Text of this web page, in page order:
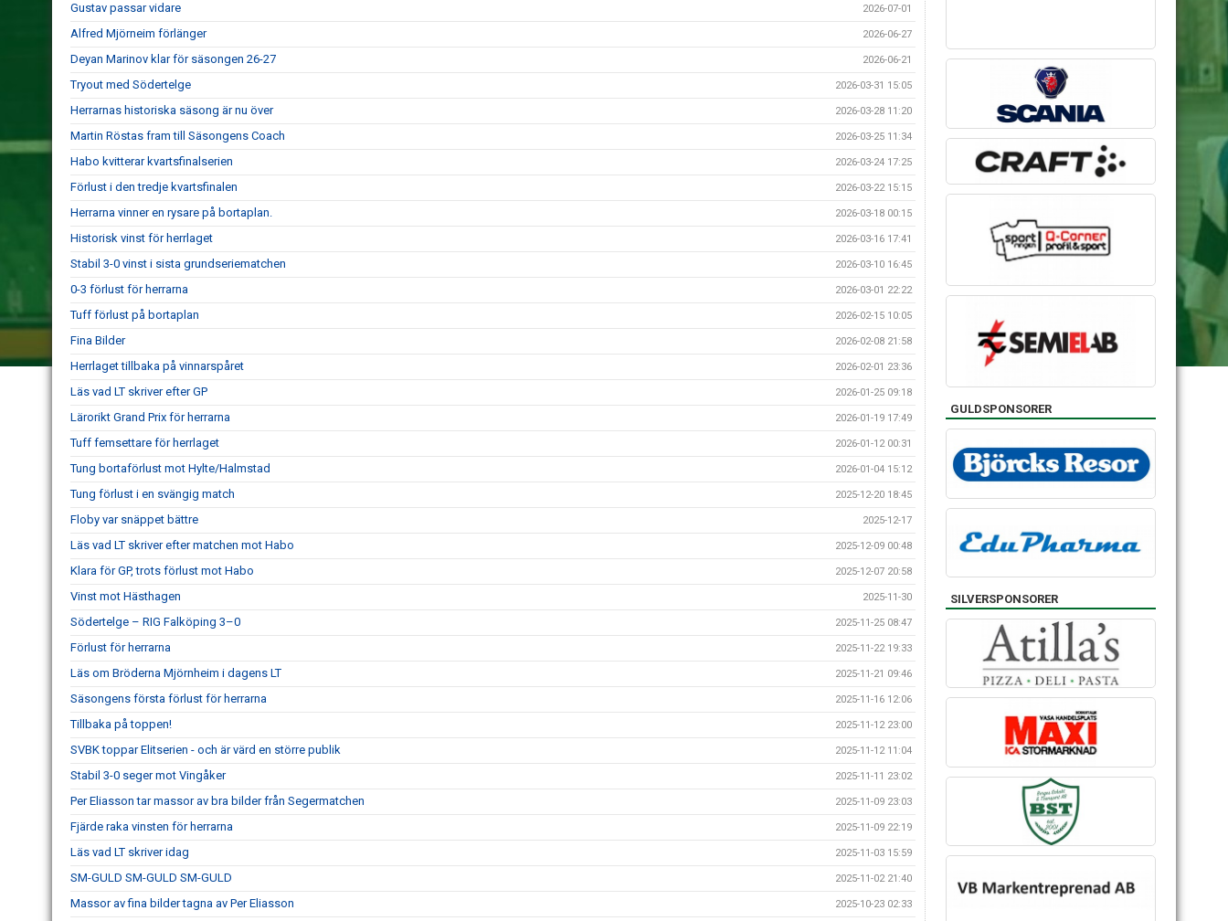
Gustav passar vidare 2026-07-01
Alfred Mjörneim förlänger 2026-06-27
Deyan Marinov klar för säsongen 26-27 2026-06-21
Tryout med Södertelge 2026-03-31 15:05
Herrarnas historiska säsong är nu över 2026-03-28 11:20
Martin Röstas fram till Säsongens Coach 2026-03-25 11:34
Habo kvitterar kvartsfinalserien 2026-03-24 17:25
Förlust i den tredje kvartsfinalen 2026-03-22 15:15
Herrarna vinner en rysare på bortaplan. 2026-03-18 00:15
Historisk vinst för herrlaget 2026-03-16 17:41
Stabil 3-0 vinst i sista grundseriematchen 2026-03-10 16:45
0-3 förlust för herrarna 2026-03-01 22:22
Tuff förlust på bortaplan 2026-02-15 10:05
Fina Bilder 2026-02-08 21:58
Herrlaget tillbaka på vinnarspåret 2026-02-01 23:36
Läs vad LT skriver efter GP 2026-01-25 09:18
Lärorikt Grand Prix för herrarna 2026-01-19 17:49
Tuff femsettare för herrlaget 2026-01-12 00:31
Tung bortaförlust mot Hylte/Halmstad 2026-01-04 15:12
Tung förlust i en svängig match 2025-12-20 18:45
Floby var snäppet bättre 2025-12-17
Läs vad LT skriver efter matchen mot Habo 2025-12-09 00:48
Klara för GP, trots förlust mot Habo 2025-12-07 20:58
Vinst mot Hästhagen 2025-11-30
Södertelge – RIG Falköping 3–0 2025-11-25 08:47
Förlust för herrarna 2025-11-22 19:33
Läs om Bröderna Mjörnheim i dagens LT 2025-11-21 09:46
Säsongens första förlust för herrarna 2025-11-16 12:06
Tillbaka på toppen! 2025-11-12 23:00
SVBK toppar Elitserien - och är värd en större publik 2025-11-12 11:04
Stabil 3-0 seger mot Vingåker 2025-11-11 23:02
Per Eliasson tar massor av bra bilder från Segermatchen 2025-11-09 23:03
Fjärde raka vinsten för herrarna 2025-11-09 22:19
Läs vad LT skriver idag 2025-11-03 15:59
SM-GULD SM-GULD SM-GULD 2025-11-02 21:40
Massor av fina bilder tagna av Per Eliasson 2025-10-23 02:33
GULDSPONSORER
SILVERSPONSORER